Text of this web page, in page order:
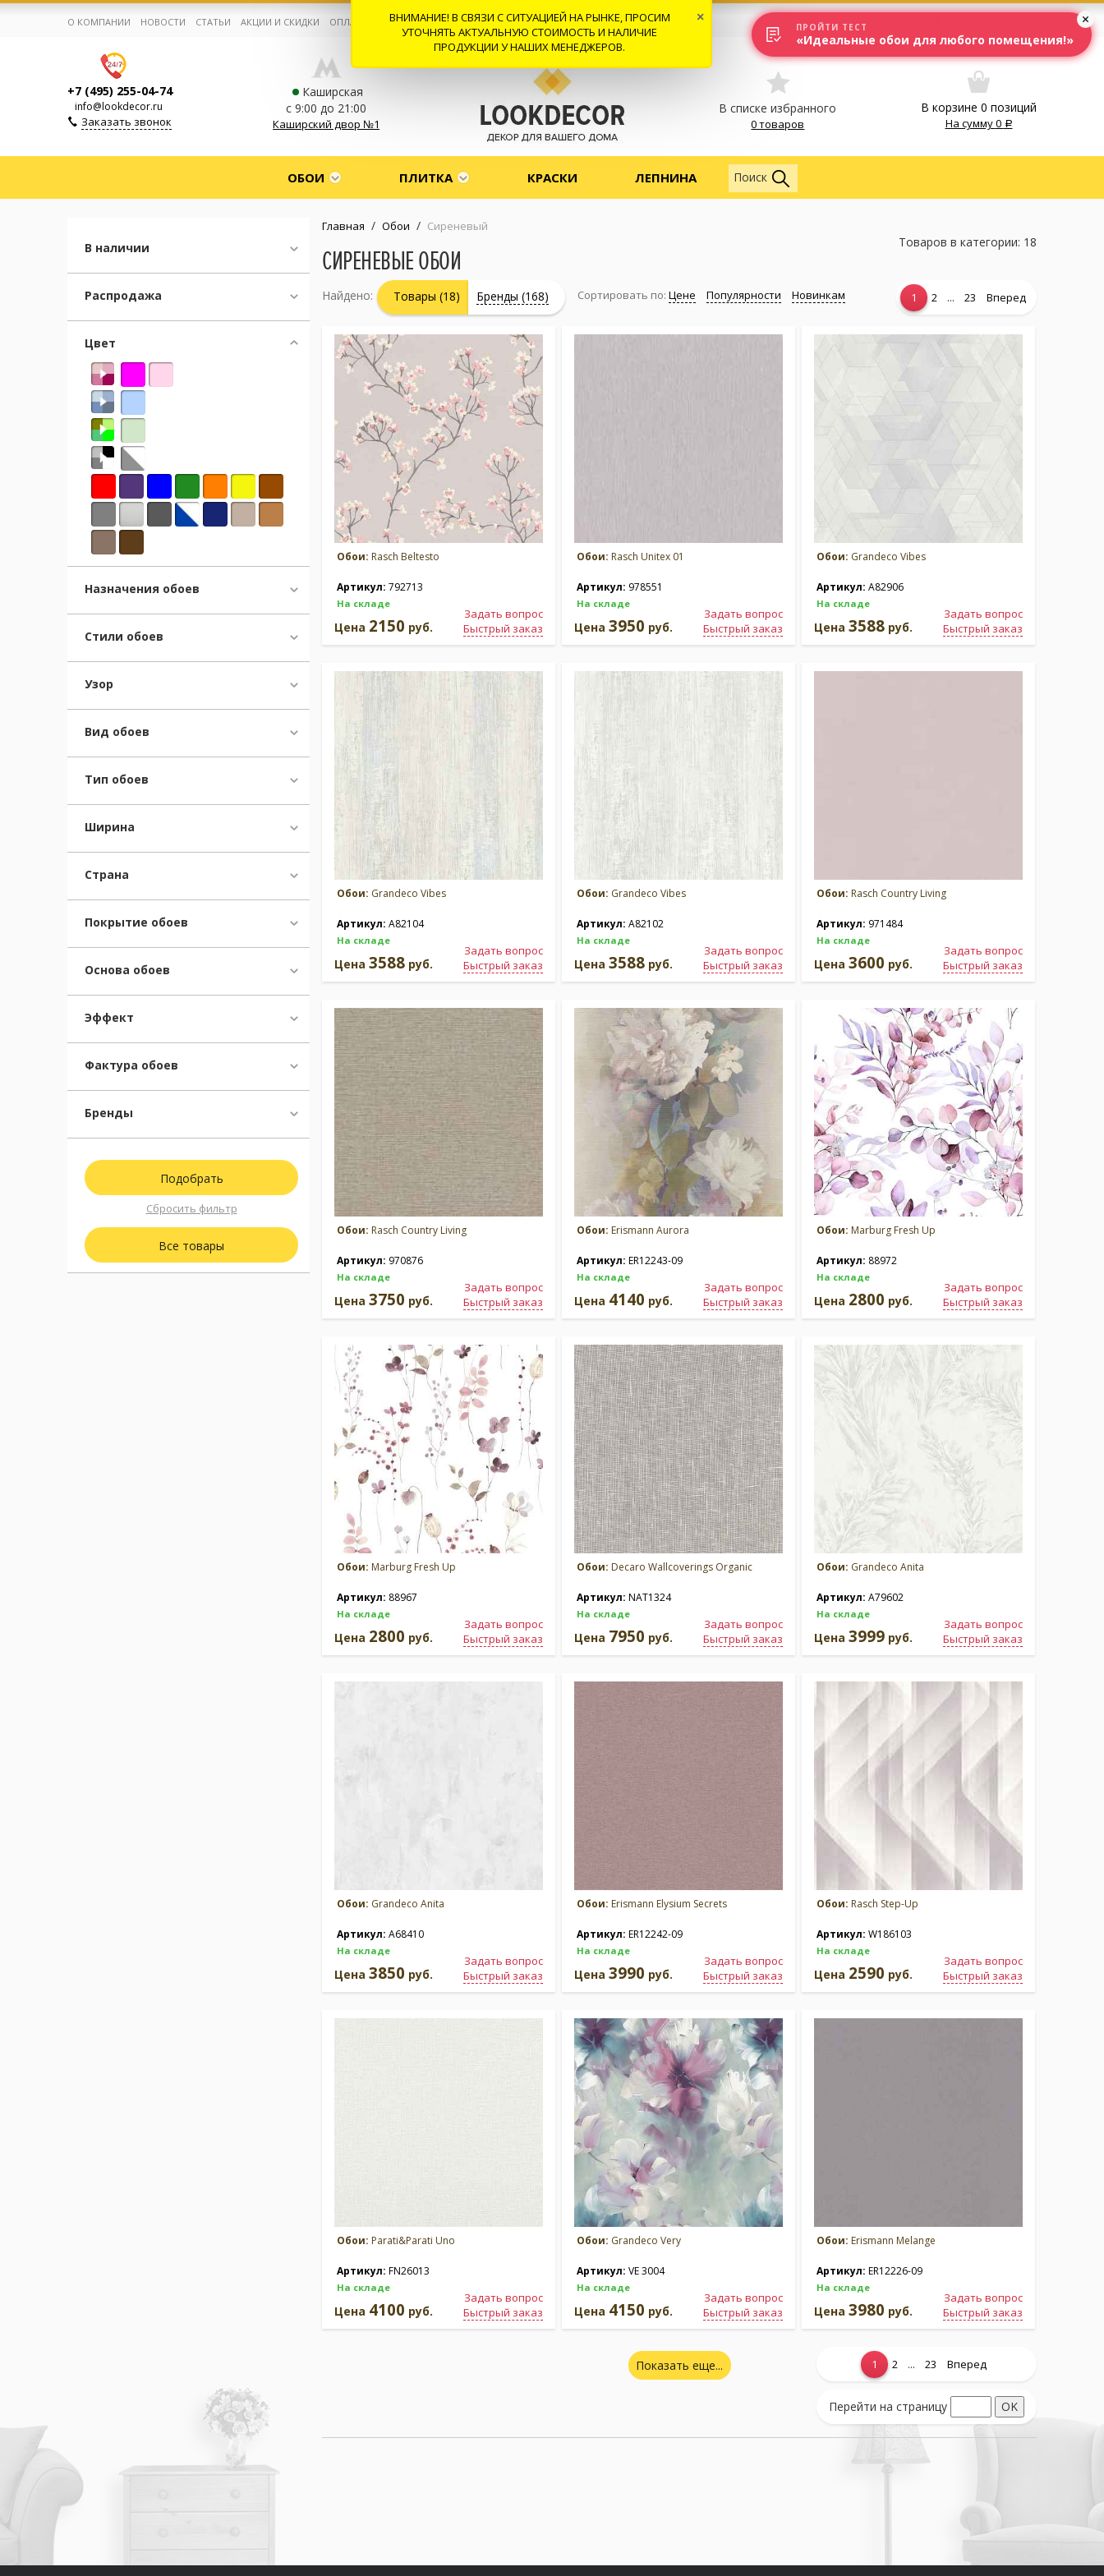
Корзина:0
Избранное:0 товаров
Личный кабинет
Москва (сменить город)
Заказать обратный звонок
О КОМПАНИИ НОВОСТИ СТАТЬИ АКЦИИ И СКИДКИ ОПЛАТА И ДОСТАВКА СОТРУДНИЧЕСТВО КОНТАКТЫ ОТЗЫВЫ
+7 (495) 255-04-74
info@lookdecor.ru
Заказать звонок
Каширская
с 9:00 до 21:00
Каширский двор №1
В списке избранного
0 товаров
В корзине 0 позиций
На сумму0
ОБОИ ПЛИТКА КРАСКИ ЛЕПНИНА Обои
Поиск
В наличии
Распродажа
Цвет
Назначения обоев
Стили обоев
Узор
Вид обоев
Тип обоев
Ширина
Страна
Покрытие обоев
Основа обоев
Эффект
Фактура обоев
Бренды
Сбросить фильтр
Все товары
Главная / Обои / Сиреневый
СИРЕНЕВЫЕ ОБОИ
Товаров в категории: 18
Сортировать по: Цене Популярности Новинкам 1 2 ... 23 Вперед
Найдено: Товары (18) Бренды (168)
Обои: Rasch Beltesto
Артикул: 792713
На складе
Задать вопрос
Быстрый заказ
Цена 2150 руб.
Обои: Rasch Unitex 01
Артикул: 978551
На складе
Задать вопрос
Быстрый заказ
Цена 3950 руб.
Обои: Grandeco Vibes
Артикул: A82906
На складе
Задать вопрос
Быстрый заказ
Цена 3588 руб.
Обои: Grandeco Vibes
Артикул: A82104
На складе
Задать вопрос
Быстрый заказ
Цена 3588 руб.
Обои: Grandeco Vibes
Артикул: A82102
На складе
Задать вопрос
Быстрый заказ
Цена 3588 руб.
Обои: Rasch Country Living
Артикул: 971484
На складе
Задать вопрос
Быстрый заказ
Цена 3600 руб.
Обои: Rasch Country Living
Артикул: 970876
На складе
Задать вопрос
Быстрый заказ
Цена 3750 руб.
Обои: Erismann Aurora
Артикул: ER12243-09
На складе
Задать вопрос
Быстрый заказ
Цена 4140 руб.
Обои: Marburg Fresh Up
Артикул: 88972
На складе
Задать вопрос
Быстрый заказ
Цена 2800 руб.
Обои: Marburg Fresh Up
Артикул: 88967
На складе
Задать вопрос
Быстрый заказ
Цена 2800 руб.
Обои: Decaro Wallcoverings Organic
Артикул: NAT1324
На складе
Задать вопрос
Быстрый заказ
Цена 7950 руб.
Обои: Grandeco Anita
Артикул: A79602
На складе
Задать вопрос
Быстрый заказ
Цена 3999 руб.
Обои: Grandeco Anita
Артикул: A68410
На складе
Задать вопрос
Быстрый заказ
Цена 3850 руб.
Обои: Erismann Elysium Secrets
Артикул: ER12242-09
На складе
Задать вопрос
Быстрый заказ
Цена 3990 руб.
Обои: Rasch Step-Up
Артикул: W186103
На складе
Задать вопрос
Быстрый заказ
Цена 2590 руб.
Обои: Parati&Parati Uno
Артикул: FN26013
На складе
Задать вопрос
Быстрый заказ
Цена 4100 руб.
Обои: Grandeco Very
Артикул: VE 3004
На складе
Задать вопрос
Быстрый заказ
Цена 4150 руб.
Обои: Erismann Melange
Артикул: ER12226-09
На складе
Задать вопрос
Быстрый заказ
Цена 3980 руб.
Показать еще... 1 2 ... 23 Вперед
Перейти на страницу
ВНИМАНИЕ! В СВЯЗИ С СИТУАЦИЕЙ НА РЫНКЕ, ПРОСИМ
УТОЧНЯТЬ АКТУАЛЬНУЮ СТОИМОСТЬ И НАЛИЧИЕ
ПРОДУКЦИИ У НАШИХ МЕНЕДЖЕРОВ.
×
ПРОЙТИ ТЕСТ
«Идеальные обои для любого помещения!»